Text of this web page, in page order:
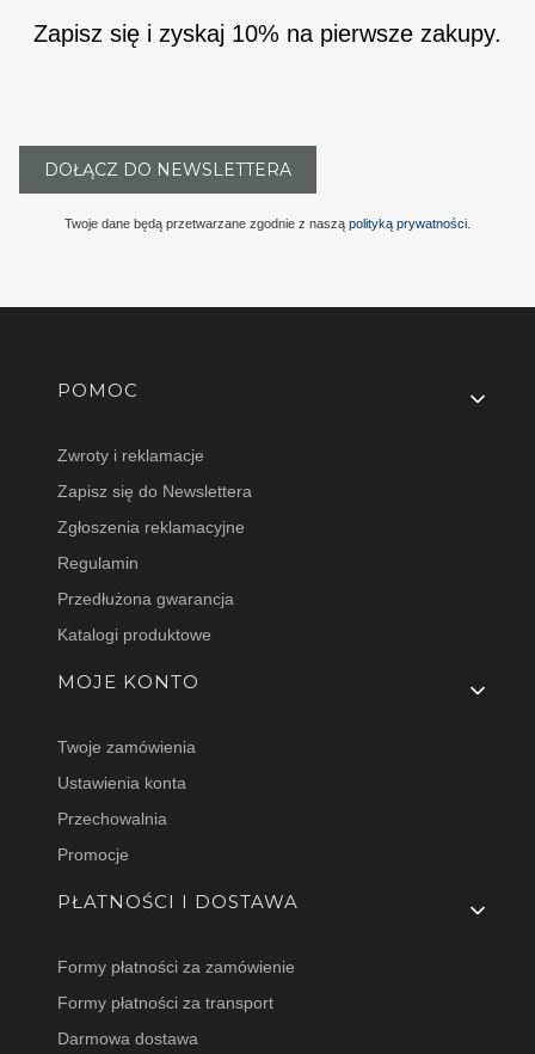
Zapisz się i zyskaj 10% na pierwsze zakupy.
DOŁĄCZ DO NEWSLETTERA
Twoje dane będą przetwarzane zgodnie z naszą polityką prywatności
Linki w stopce
POMOC
Zwroty i reklamacje
Zapisz się do Newslettera
Zgłoszenia reklamacyjne
Regulamin
Przedłużona gwarancja
Katalogi produktowe
MOJE KONTO
Twoje zamówienia
Ustawienia konta
Przechowalnia
Promocje
PŁATNOŚCI I DOSTAWA
Formy płatności za zamówienie
Formy płatności za transport
Darmowa dostawa